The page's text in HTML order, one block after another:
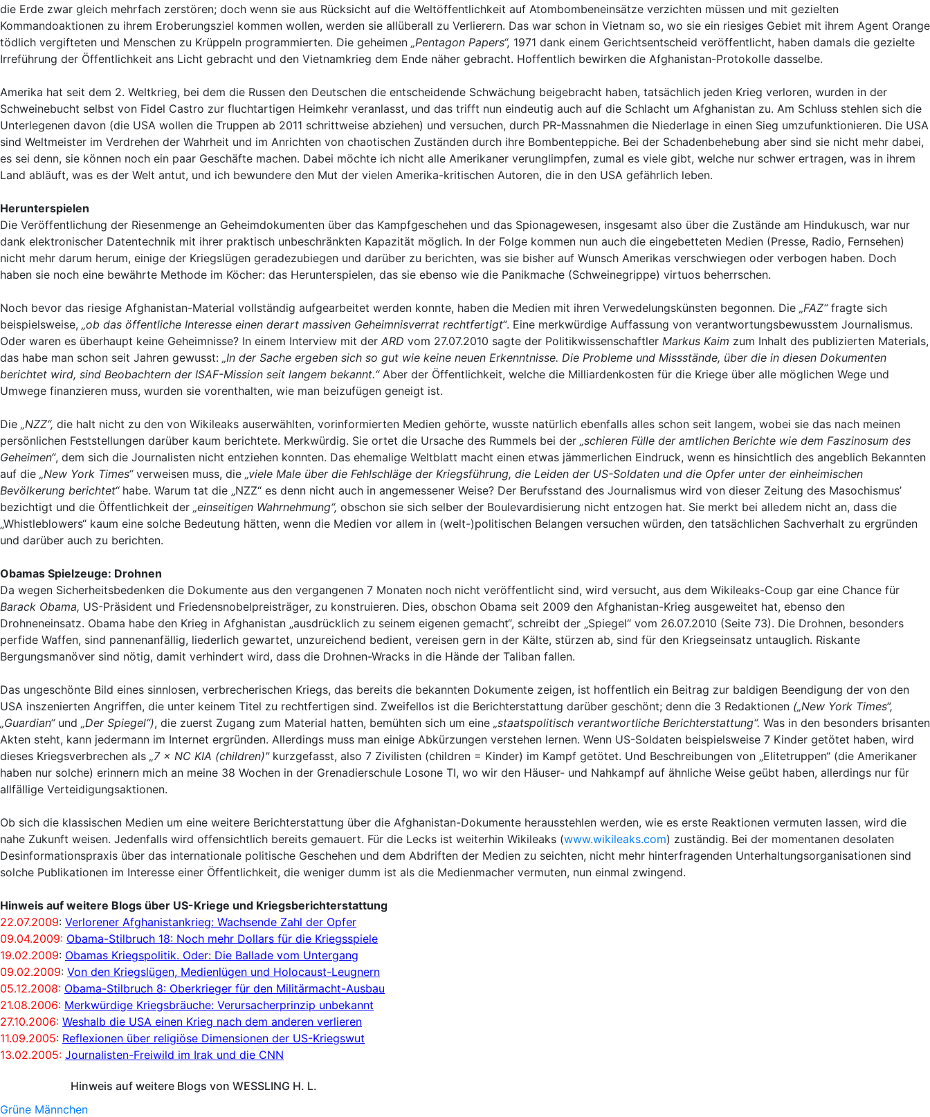
die Erde zwar gleich mehrfach zerstören; doch wenn sie aus Rücksicht auf die Weltöffentlichkeit auf Atombombeneinsätze verzichten müssen und mit gezielten
Kommandoaktionen zu ihrem Eroberungsziel kommen wollen, werden sie allüberall zu Verlierern. Das war schon in Vietnam so, wo sie ein riesiges Gebiet mit ihrem Agent Orange
tödlich vergifteten und Menschen zu Krüppeln programmierten. Die geheimen „Pentagon Papers“, 1971 dank einem Gerichtsentscheid veröffentlicht, haben damals die gezielte
Irreführung der Öffentlichkeit ans Licht gebracht und den Vietnamkrieg dem Ende näher gebracht. Hoffentlich bewirken die Afghanistan-Protokolle dasselbe.
Amerika hat seit dem 2. Weltkrieg, bei dem die Russen den Deutschen die entscheidende Schwächung beigebracht haben, tatsächlich jeden Krieg verloren, wurden in der
Schweinebucht selbst von Fidel Castro zur fluchtartigen Heimkehr veranlasst, und das trifft nun eindeutig auch auf die Schlacht um Afghanistan zu. Am Schluss stehlen sich die
Unterlegenen davon (die USA wollen die Truppen ab 2011 schrittweise abziehen) und versuchen, durch PR-Massnahmen die Niederlage in einen Sieg umzufunktionieren. Die USA
sind Weltmeister im Verdrehen der Wahrheit und im Anrichten von chaotischen Zuständen durch ihre Bombenteppiche. Bei der Schadenbehebung aber sind sie nicht mehr dabei,
es sei denn, sie können noch ein paar Geschäfte machen. Dabei möchte ich nicht alle Amerikaner verunglimpfen, zumal es viele gibt, welche nur schwer ertragen, was in ihrem
Land abläuft, was es der Welt antut, und ich bewundere den Mut der vielen Amerika-kritischen Autoren, die in den USA gefährlich leben.
Herunterspielen
Die Veröffentlichung der Riesenmenge an Geheimdokumenten über das Kampfgeschehen und das Spionagewesen, insgesamt also über die Zustände am Hindukusch, war nur
dank elektronischer Datentechnik mit ihrer praktisch unbeschränkten Kapazität möglich. In der Folge kommen nun auch die eingebetteten Medien (Presse, Radio, Fernsehen)
nicht mehr darum herum, einige der Kriegslügen geradezubiegen und darüber zu berichten, was sie bisher auf Wunsch Amerikas verschwiegen oder verbogen haben. Doch
haben sie noch eine bewährte Methode im Köcher: das Herunterspielen, das sie ebenso wie die Panikmache (Schweinegrippe) virtuos beherrschen.
Noch bevor das riesige Afghanistan-Material vollständig aufgearbeitet werden konnte, haben die Medien mit ihren Verwedelungskünsten begonnen. Die „FAZ“fragte sich
beispielsweise, „ob das öffentliche Interesse einen derart massiven Geheimnisverrat rechtfertigt“. Eine merkwürdige Auffassung von verantwortungsbewusstem Journalismus.
Oder waren es überhaupt keine Geheimnisse? In einem Interview mit der ARD vom 27.07.2010 sagte der Politikwissenschaftler Markus Kaim zum Inhalt des publizierten Materials,
das habe man schon seit Jahren gewusst: „In der Sache ergeben sich so gut wie keine neuen Erkenntnisse. Die Probleme und Missstände, über die in diesen Dokumenten
berichtet wird, sind Beobachtern der ISAF-Mission seit langem bekannt.“ Aber der Öffentlichkeit, welche die Milliardenkosten für die Kriege über alle möglichen Wege und
Umwege finanzieren muss, wurden sie vorenthalten, wie man beizufügen geneigt ist.
Die „NZZ“, die halt nicht zu den von Wikileaks auserwählten, vorinformierten Medien gehörte, wusste natürlich ebenfalls alles schon seit langem, wobei sie das nach meinen
persönlichen Feststellungen darüber kaum berichtete. Merkwürdig. Sie ortet die Ursache des Rummels bei der „schieren Fülle der amtlichen Berichte wie dem Faszinosum des
Geheimen“, dem sich die Journalisten nicht entziehen konnten. Das ehemalige Weltblatt macht einen etwas jämmerlichen Eindruck, wenn es hinsichtlich des angeblich Bekannten
auf die „New York Times“verweisen muss, die „viele Male über die Fehlschläge der Kriegsführung, die Leiden der US-Soldaten und die Opfer unter der einheimischen
Bevölkerung berichtet“habe. Warum tat die „NZZ“ es denn nicht auch in angemessener Weise? Der Berufsstand des Journalismus wird von dieser Zeitung des Masochismus’
bezichtigt und die Öffentlichkeit der „einseitigen Wahrnehmung“, obschon sie sich selber der Boulevardisierung nicht entzogen hat. Sie merkt bei alledem nicht an, dass die
„Whistleblowers“ kaum eine solche Bedeutung hätten, wenn die Medien vor allem in (welt-)politischen Belangen versuchen würden, den tatsächlichen Sachverhalt zu ergründen
und darüber auch zu berichten.
Obamas Spielzeuge: Drohnen
Da wegen Sicherheitsbedenken die Dokumente aus den vergangenen 7 Monaten noch nicht veröffentlicht sind, wird versucht, aus dem Wikileaks-Coup gar eine Chance für
Barack Obama, US-Präsident und Friedensnobelpreisträger, zu konstruieren. Dies, obschon Obama seit 2009 den Afghanistan-Krieg ausgeweitet hat, ebenso den
Drohneneinsatz. Obama habe den Krieg in Afghanistan „ausdrücklich zu seinem eigenen gemacht“, schreibt der „Spiegel“ vom 26.07.2010 (Seite 73). Die Drohnen, besonders
perfide Waffen, sind pannenanfällig, liederlich gewartet, unzureichend bedient, vereisen gern in der Kälte, stürzen ab, sind für den Kriegseinsatz untauglich. Riskante
Bergungsmanöver sind nötig, damit verhindert wird, dass die Drohnen-Wracks in die Hände der Taliban fallen.
Das ungeschönte Bild eines sinnlosen, verbrecherischen Kriegs, das bereits die bekannten Dokumente zeigen, ist hoffentlich ein Beitrag zur baldigen Beendigung der von den
USA inszenierten Angriffen, die unter keinem Titel zu rechtfertigen sind. Zweifellos ist die Berichterstattung darüber geschönt; denn die 3 Redaktionen („New York Times“,
„Guardian“ und „Der Spiegel“), die zuerst Zugang zum Material hatten, bemühten sich um eine „staatspolitisch verantwortliche Berichterstattung“. Was in den besonders brisanten
Akten steht, kann jedermann im Internet ergründen. Allerdings muss man einige Abkürzungen verstehen lernen. Wenn US-Soldaten beispielsweise 7 Kinder getötet haben, wird
dieses Kriegsverbrechen als „7 × NC KIA (children)"kurzgefasst, also 7 Zivilisten (children = Kinder) im Kampf getötet. Und Beschreibungen von „Elitetruppen“ (die Amerikaner
haben nur solche) erinnern mich an meine 38 Wochen in der Grenadierschule Losone TI, wo wir den Häuser- und Nahkampf auf ähnliche Weise geübt haben, allerdings nur für
allfällige Verteidigungsaktionen.
Ob sich die klassischen Medien um eine weitere Berichterstattung über die Afghanistan-Dokumente herausstehlen werden, wie es erste Reaktionen vermuten lassen, wird die
nahe Zukunft weisen. Jedenfalls wird offensichtlich bereits gemauert. Für die Lecks ist weiterhin Wikileaks (www.wikileaks.com) zuständig. Bei der momentanen desolaten
Desinformationspraxis über das internationale politische Geschehen und dem Abdriften der Medien zu seichten, nicht mehr hinterfragenden Unterhaltungsorganisationen sind
solche Publikationen im Interesse einer Öffentlichkeit, die weniger dumm ist als die Medienmacher vermuten, nun einmal zwingend.
Hinweis auf weitere Blogs über US-Kriege und Kriegsberichterstattung
22.07.2009: Verlorener Afghanistankrieg: Wachsende Zahl der Opfer
09.04.2009: Obama-Stilbruch 18: Noch mehr Dollars für die Kriegsspiele
19.02.2009: Obamas Kriegspolitik. Oder: Die Ballade vom Untergang
09.02.2009: Von den Kriegslügen, Medienlügen und Holocaust-Leugnern
05.12.2008: Obama-Stilbruch 8: Oberkrieger für den Militärmacht-Ausbau
21.08.2006: Merkwürdige Kriegsbräuche: Verursacherprinzip unbekannt
27.10.2006: Weshalb die USA einen Krieg nach dem anderen verlieren
11.09.2005: Reflexionen über religiöse Dimensionen der US-Kriegswut
13.02.2005: Journalisten-Freiwild im Irak und die CNN
Hinweis auf weitere Blogs von WESSLING H. L.
Grüne Männchen